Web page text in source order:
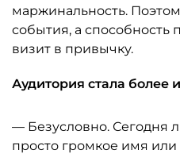
маржинальность.
события, а способность
визит в привычку.
Аудитория стала более
— Безусловно. Сегодня
просто громкое имя